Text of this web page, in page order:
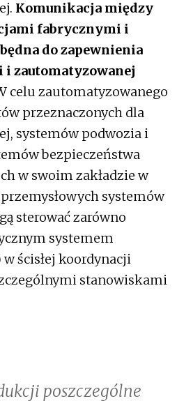
Komunikacja między
fabrycznymi i
do zapewnienia
zautomatyzowanej
celu zautomatyzowanego
przeznaczonych dla
systemów podwozia i
bezpieczeństwa
w swoim zakładzie w
systemów
sterować zarówno
systemem
ścisłej koordynacji
stanowiskami
poszczególne